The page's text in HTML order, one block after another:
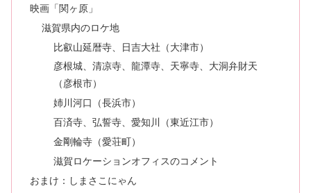
映画「関ヶ原」
滋賀県内のロケ地
比叡山延暦寺、日吉大社（大津市）
彦根城、清凉寺、龍潭寺、天寧寺、大洞弁財天
（彦根市）
姉川河口（長浜市）
百済寺、弘誓寺、愛知川（東近江市）
金剛輪寺（愛荘町）
滋賀ロケーションオフィスのコメント
おまけ：しまさこにゃん